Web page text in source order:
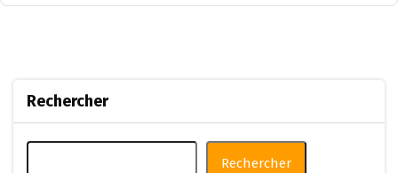
Rechercher
Rechercher